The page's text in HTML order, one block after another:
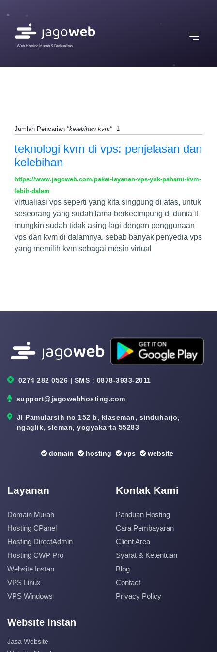
Web Hosting Murah & Berkualitas
Jumlah Pencarian "kelebihan kvm" 1
teknologi kvm di vps: penjelasan dan
kelebihan
https://www.jagoweb.com/pakai-layanan-vps-yuk-pahami-kvm-
lebih-dalam
virtualiasi vps seperti yang kita singgung di atas, untuk
seseorang yang sudah lama berkecimpung di dunia it
mungkin sudah tidak asing lagi dengan penggunaan
vps dan kvm di dalamnya. sebab banyak penyedia vps
yang memilih kvm sebagai mesin virtual
0274 282 0526 | SMS : 0878-3933-2011
support@jagowebhosting.com
Jl Pamularsih no.152 b, klaseman, sinduharjo,
ngaglik, sleman, yogyakarta 55283
domain hosting vps website
Layanan
Domain Murah
Hosting CPanel
Hosting DirectAdmin
Hosting CWP Pro
Website Instan
VPS Linux
VPS Windows
Kontak Kami
Panduan Hosting
Cara Pembayaran
Client Area
Syarat & Ketentuan
Blog
Contact
Privacy Policy
Website Instan
Jasa Website